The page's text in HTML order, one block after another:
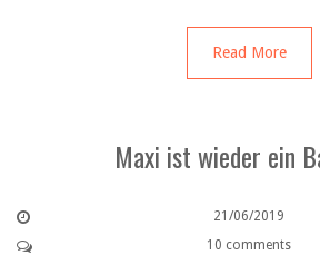
Read More
Maxi ist wieder ein
21/06/2019
10 comments